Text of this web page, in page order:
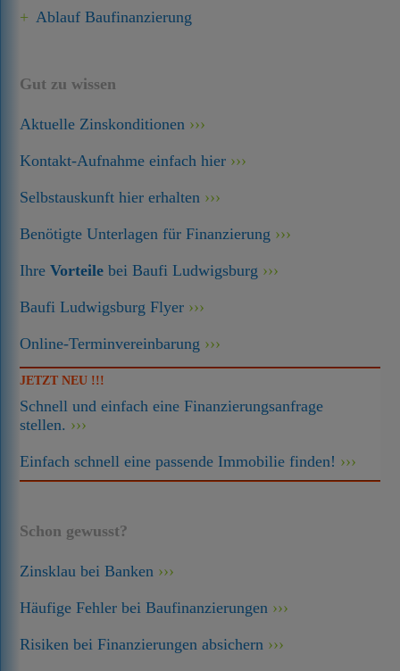
Ablauf Baufinanzierung
Gut zu wissen
Aktuelle Zinskonditionen
Kontakt-Aufnahme einfach hier
Selbstauskunft hier erhalten
Benötigte Unterlagen für Finanzierung
IhreVorteile bei Baufi Ludwigsburg
Baufi Ludwigsburg Flyer
Online-Terminvereinbarung
JETZT NEU !!!
Schnell und einfach eine Finanzierungsanfrage
stellen.
Einfach schnell eine passende Immobilie finden!
Schon gewusst?
Zinsklau bei Banken
Häufige Fehler bei Baufinanzierungen
Risiken bei Finanzierungen absichern